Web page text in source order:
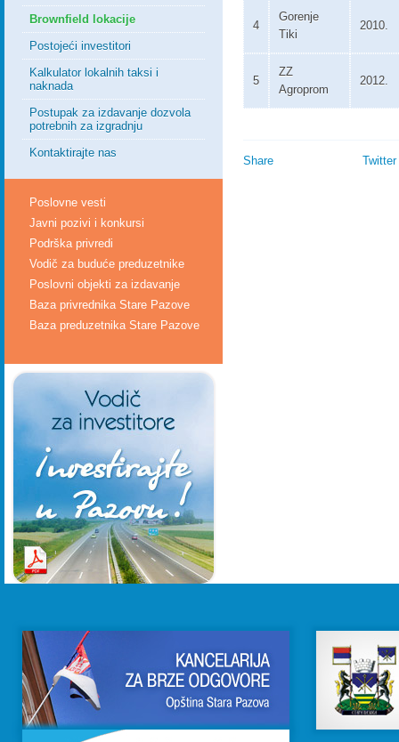
Brownfield lokacije
Postojeći investitori
Kalkulator lokalnih taksi i
naknada
Postupak za izdavanje dozvola
potrebnih za izgradnju
Kontaktirajte nas
Poslovne vesti
Javni pozivi i konkursi
Podrška privredi
Vodič za buduće preduzetnike
Poslovni objekti za izdavanje
Baza privrednika Stare Pazove
Baza preduzetnika Stare Pazove
4
Gorenje
Tiki
2010.
5
ZZ
Agroprom
2012.
Share Twitter